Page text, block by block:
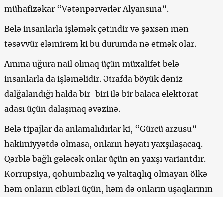
mühafizəkar “Vətənpərvərlər Alyansına”.
Belə insanlarla işləmək çətindir və şəxsən mən
təsəvvür eləmirəm ki bu durumda nə etmək olar.
Amma uğura nail olmaq üçün müxalifət belə
insanlarla da işləməlidir. Ətrafda böyük dəniz
dalğalandığı halda bir-biri ilə bir balaca elektorat
adası üçün dalaşmaq əvəzinə.
Belə tipajlar da anlamalıdırlar ki, “Gürcü arzusu”
hakimiyyətdə olmasa, onların həyatı yaxşılaşacaq.
Qərblə bağlı gələcək onlar üçün ən yaxşı variantdır.
Korrupsiya, qohumbazlıq və yaltaqlıq olmayan ölkə
həm onların cibləri üçün, həm də onların uşaqlarının